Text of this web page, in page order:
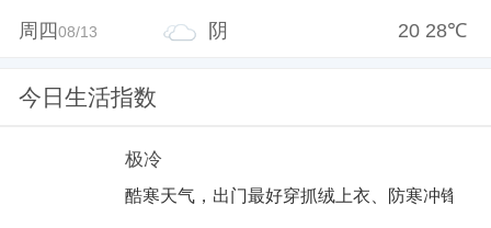
周四08/13 阴 20 28℃
今日生活指数
极冷
酷寒天气，出门最好穿抓绒上衣、防寒冲锋衣